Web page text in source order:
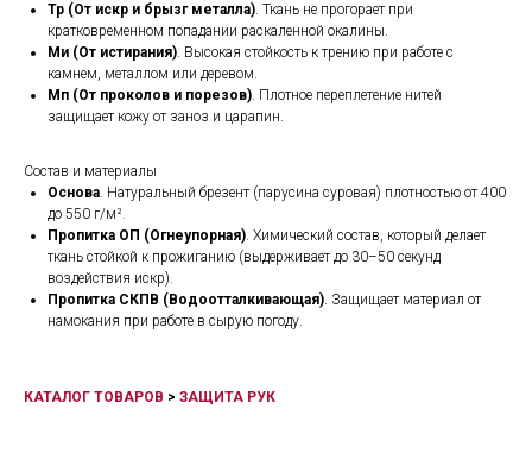
Тр (От искр и брызг металла). Ткань не прогорает при
кратковременном попадании раскаленной окалины.
Ми (От истирания). Высокая стойкость к трению при работе с
камнем, металлом или деревом.
Мп (От проколов и порезов). Плотное переплетение нитей
защищает кожу от заноз и царапин.
Состав и материалы
Основа. Натуральный брезент (парусина суровая) плотностью от 400
до 550 г/м².
Пропитка ОП (Огнеупорная). Химический состав, который делает
ткань стойкой к прожиганию (выдерживает до 30–50 секунд
воздействия искр).
Пропитка СКПВ (Водоотталкивающая). Защищает материал от
намокания при работе в сырую погоду.
КАТАЛОГ ТОВАРОВ > ЗАЩИТА РУК